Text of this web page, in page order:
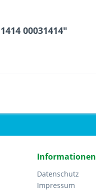
00031414"
Informationen
Datenschutz
Impressum